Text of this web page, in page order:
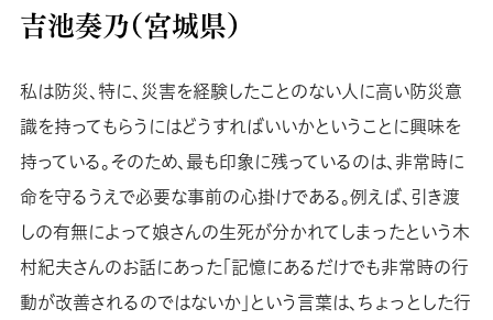
吉池奏乃（宮城県）
私は防災、特に、災害を経験したことのない人に高い防災意
識を持ってもらうにはどうすればいいかということに興味を
持っている。そのため、最も印象に残っているのは、非常時に
命を守るうえで必要な事前の心掛けである。例えば、引き渡
しの有無によって娘さんの生死が分かれてしまったという木
村紀夫さんのお話にあった「記憶にあるだけでも非常時の行
動が改善されるのではないか」という言葉は、ちょっとした行